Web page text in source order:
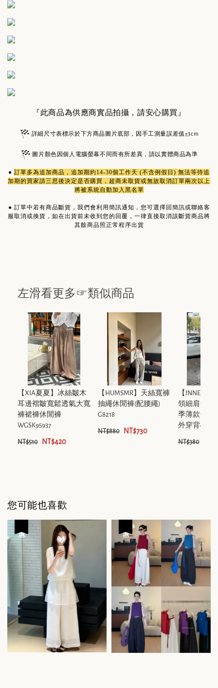
『此商品為供應商實品拍攝，請安心購買』
詳細尺寸表標示於下方商品圖片底部，因手工測量誤差值±3cm
圖片顏色因個人電腦螢幕不同而有所差異，請以實體商品為準
● 訂單多為追加商品 ，追加期約14-30個工作天 (不含例假日) 無法等待追
加期的買家請三思後決定是否購買，超商未取貨或無故取消訂單兩次以上
將被系統自動加入黑名單
● 訂單中若有商品斷貨，我們會利用簡訊通知，您可選擇回簡訊或聯絡客
服取消或換貨，如在出貨前未收到您的回覆，一律直接取消該斷貨商品將
其餘商品照正常程序出貨
左滑看更多☞類似商品
【XIA夏夏】冰絲皺木
耳邊褶皺寬鬆透氣大寬
褲裙褲休閒褲
WGSK95937
NT$510 NT$420
【HUMSMR】天絲寬褲
抽繩休閒褲(配腰繩)
G8218
NT$880 NT$730
【INNER茵
領細肩帶背
季薄款竹節
外穿背心 P-
NT$380
您可能也喜歡